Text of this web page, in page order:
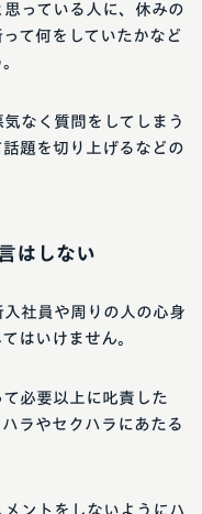
っている人に、休みの
て何をしていたかなど
なく質問をしてしまう
題を切り上げるなどの
はしない
社員や周りの人の心身
はいけません。
必要以上に叱責した
ラやセクハラにあたる
ントをしないようにハ